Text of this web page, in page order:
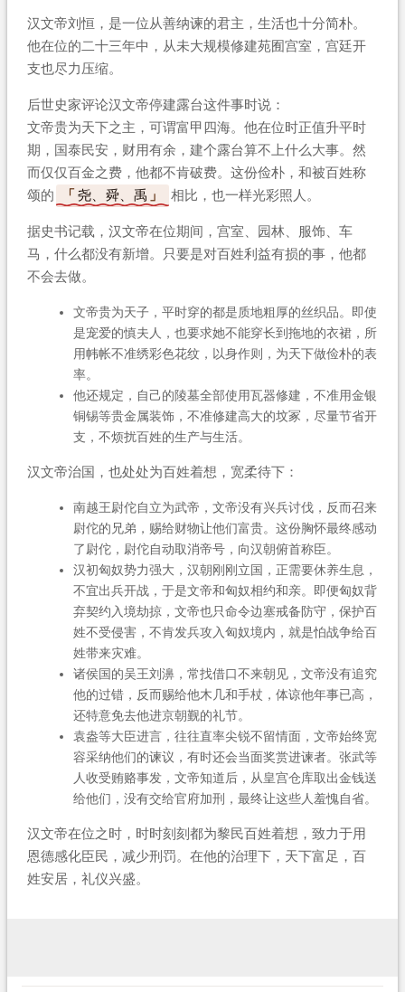
汉文帝刘恒，是一位从善纳谏的君主，生活也十分简朴。
他在位的二十三年中，从未大规模修建苑囿宫室，宫廷开
支也尽力压缩。
后世史家评论汉文帝停建露台这件事时说：
文帝贵为天下之主，可谓富甲四海。他在位时正值升平时
期，国泰民安，财用有余，建个露台算不上什么大事。然
而仅仅百金之费，他都不肯破费。这份俭朴，和被百姓称
颂的
尧、舜、禹 相比，也一样光彩照人。
据史书记载，汉文帝在位期间，宫室、园林、服饰、车
马，什么都没有新增。只要是对百姓利益有损的事，他都
不会去做。
文帝贵为天子，平时穿的都是质地粗厚的丝织品。即使
是宠爱的慎夫人，也要求她不能穿长到拖地的衣裙，所
用帏帐不准绣彩色花纹，以身作则，为天下做俭朴的表
率。
他还规定，自己的陵墓全部使用瓦器修建，不准用金银
铜锡等贵金属装饰，不准修建高大的坟冢，尽量节省开
支，不烦扰百姓的生产与生活。
汉文帝治国，也处处为百姓着想，宽柔待下：
南越王尉佗自立为武帝，文帝没有兴兵讨伐，反而召来
尉佗的兄弟，赐给财物让他们富贵。这份胸怀最终感动
了尉佗，尉佗自动取消帝号，向汉朝俯首称臣。
汉初匈奴势力强大，汉朝刚刚立国，正需要休养生息，
不宜出兵开战，于是文帝和匈奴相约和亲。即便匈奴背
弃契约入境劫掠，文帝也只命令边塞戒备防守，保护百
姓不受侵害，不肯发兵攻入匈奴境内，就是怕战争给百
姓带来灾难。
诸侯国的吴王刘濞，常找借口不来朝见，文帝没有追究
他的过错，反而赐给他木几和手杖，体谅他年事已高，
还特意免去他进京朝觐的礼节。
袁盎等大臣进言，往往直率尖锐不留情面，文帝始终宽
容采纳他们的谏议，有时还会当面奖赏进谏者。张武等
人收受贿赂事发，文帝知道后，从皇宫仓库取出金钱送
给他们，没有交给官府加刑，最终让这些人羞愧自省。
汉文帝在位之时，时时刻刻都为黎民百姓着想，致力于用
恩德感化臣民，减少刑罚。在他的治理下，天下富足，百
姓安居，礼仪兴盛。